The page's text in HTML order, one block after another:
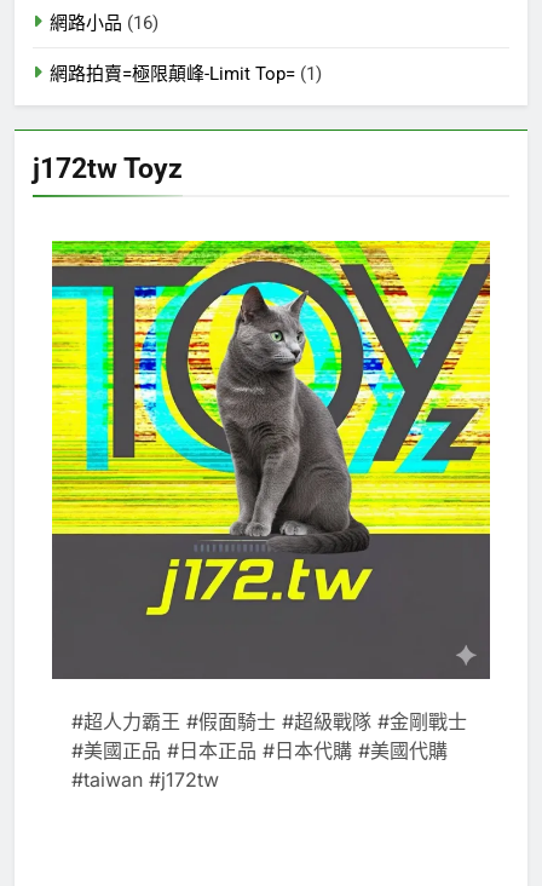
網路小品 (16)
網路拍賣=極限顛峰-Limit Top= (1)
j172tw Toyz
#超人力霸王 #假面騎士 #超級戰隊 #金剛戰士
#美國正品 #日本正品 #日本代購 #美國代購
#taiwan #j172tw